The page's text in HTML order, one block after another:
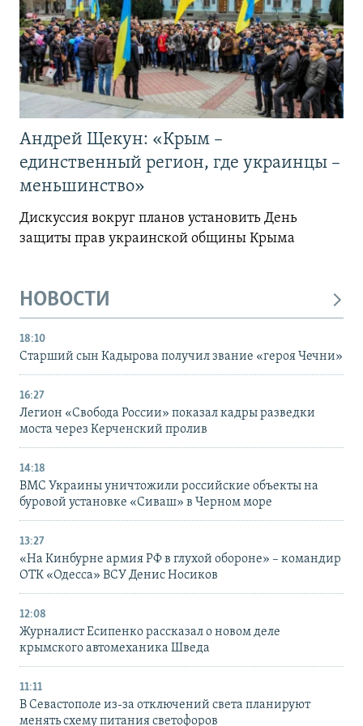
Андрей Щекун: «Крым –
единственный регион, где украинцы –
меньшинство»
Дискуссия вокруг планов установить День
защиты прав украинской общины Крыма
НОВОСТИ
18:10
Старший сын Кадырова получил звание «героя Чечни»
16:27
Легион «Свобода России» показал кадры разведки
моста через Керченский пролив
14:18
ВМС Украины уничтожили российские объекты на
буровой установке «Сиваш» в Черном море
13:27
«На Кинбурне армия РФ в глухой обороне» – командир
ОТК «Одесса» ВСУ Денис Носиков
12:08
Журналист Есипенко рассказал о новом деле
крымского автомеханика Шведа
11:11
В Севастополе из-за отключений света планируют
менять схему питания светофоров